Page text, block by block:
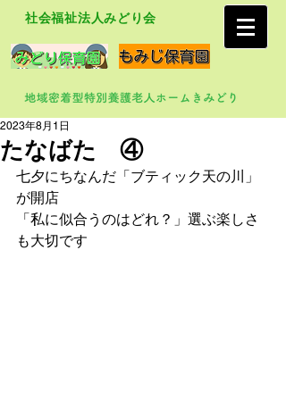
社会福祉法人みどり会
たなばた ④
2023年8月1日
七夕にちなんだ「ブティック天の川」
が開店
「私に似合うのはどれ？」選ぶ楽しさ
も大切です